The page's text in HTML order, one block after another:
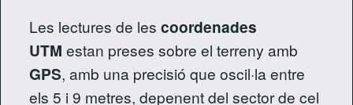
Les lectures de les coordenades
UTM estan preses sobre el terreny amb
GPS, amb una precisió que oscil·la entre
els 5 i 9 metres, depenent del sector de cel